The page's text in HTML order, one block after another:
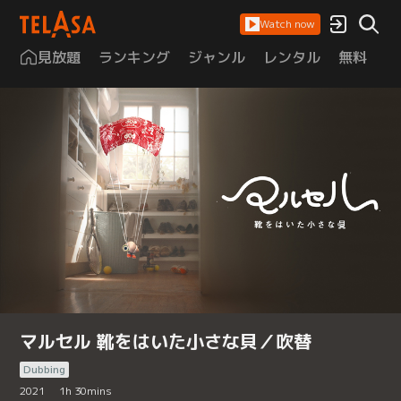
Watch now
見放題 ランキング ジャンル レンタル 無料
マルセル 靴をはいた小さな貝／吹替
Dubbing
2021
1h 30mins